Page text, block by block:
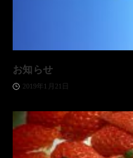
お知らせ
2019年1月21日